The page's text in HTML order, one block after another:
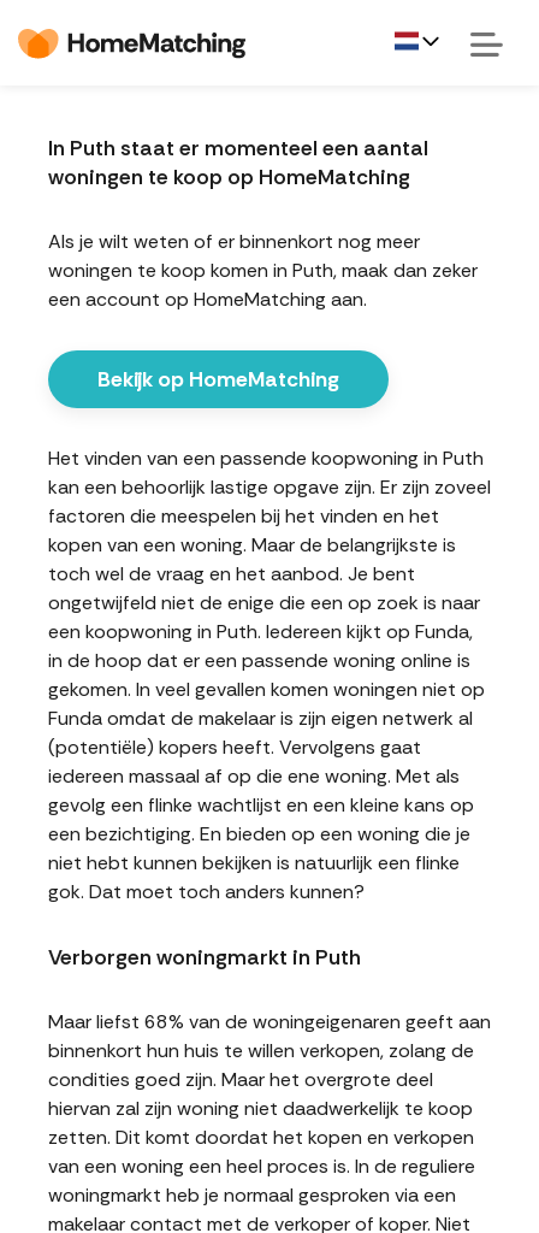
In Puth staat er momenteel een aantal
woningen te koop op HomeMatching
Als je wilt weten of er binnenkort nog meer
woningen te koop komen in Puth, maak dan zeker
een account op HomeMatching aan.
Bekijk op HomeMatching
Het vinden van een passende koopwoning in Puth
kan een behoorlijk lastige opgave zijn. Er zijn zoveel
factoren die meespelen bij het vinden en het
kopen van een woning. Maar de belangrijkste is
toch wel de vraag en het aanbod. Je bent
ongetwijfeld niet de enige die een op zoek is naar
een koopwoning in Puth. Iedereen kijkt op Funda,
in de hoop dat er een passende woning online is
gekomen. In veel gevallen komen woningen niet op
Funda omdat de makelaar is zijn eigen netwerk al
(potentiële) kopers heeft. Vervolgens gaat
iedereen massaal af op die ene woning. Met als
gevolg een flinke wachtlijst en een kleine kans op
een bezichtiging. En bieden op een woning die je
niet hebt kunnen bekijken is natuurlijk een flinke
gok. Dat moet toch anders kunnen?
Verborgen woningmarkt in Puth
Maar liefst 68% van de woningeigenaren geeft aan
binnenkort hun huis te willen verkopen, zolang de
condities goed zijn. Maar het overgrote deel
hiervan zal zijn woning niet daadwerkelijk te koop
zetten. Dit komt doordat het kopen en verkopen
van een woning een heel proces is. In de reguliere
woningmarkt heb je normaal gesproken via een
makelaar contact met de verkoper of koper. Niet